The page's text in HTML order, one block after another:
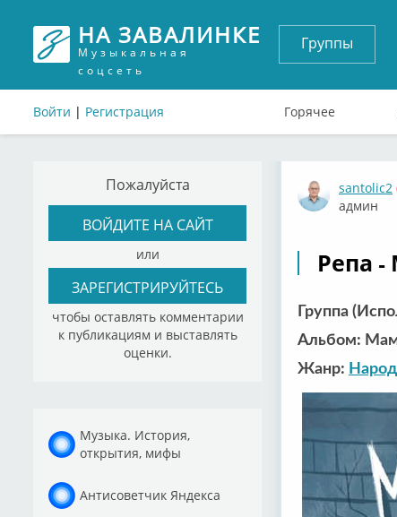
НА ЗАВАЛИНКЕ
Музыкальная
соцсеть
Войти | Регистрация
Группы
Горячее
Пожалуйста
ВОЙДИТЕ НА САЙТ
или
ЗАРЕГИСТРИРУЙТЕСЬ
чтобы оставлять комментарии
к публикациям и выставлять
оценки.
Музыка. История,
открытия, мифы
Антисоветчик Яндекса
santolic2
админ
Репа -
Группа
Альбом:
Жанр: